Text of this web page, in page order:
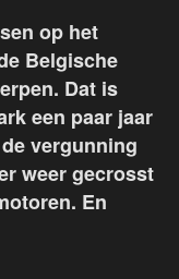
op het
Belgische
Dat is
een paar jaar
vergunning
weer gecrosst
En